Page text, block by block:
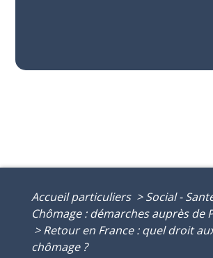
Accueil particuliers > Social -
Chômage : démarches auprès de
> Retour en France : quel droit
chômage ?